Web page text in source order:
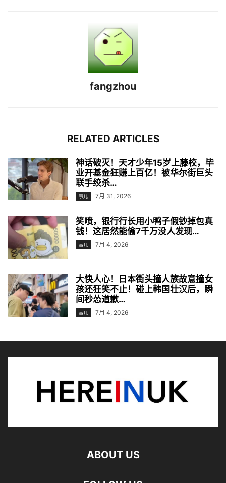
fangzhou
RELATED ARTICLES
神话破灭！天才少年15岁上藤校，毕
业开基金狂赚上百亿！被华尔街巨头
联手绞杀…
事儿 7月 31, 2026
笑喷，银行行长用小鸭子假钞掉包真
钱！这居然能偷7千万没人发现…
事儿 7月 4, 2026
大快人心！日本街头撞人族故意撞女
孩还狂笑不止！碰上韩国壮汉后，瞬
间秒怂道歉…
事儿 7月 4, 2026
ABOUT US